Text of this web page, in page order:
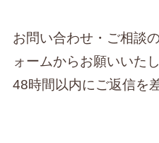
お問い合わせ・ご相談
ォームからお願いいたし
48時間以内にご返信を